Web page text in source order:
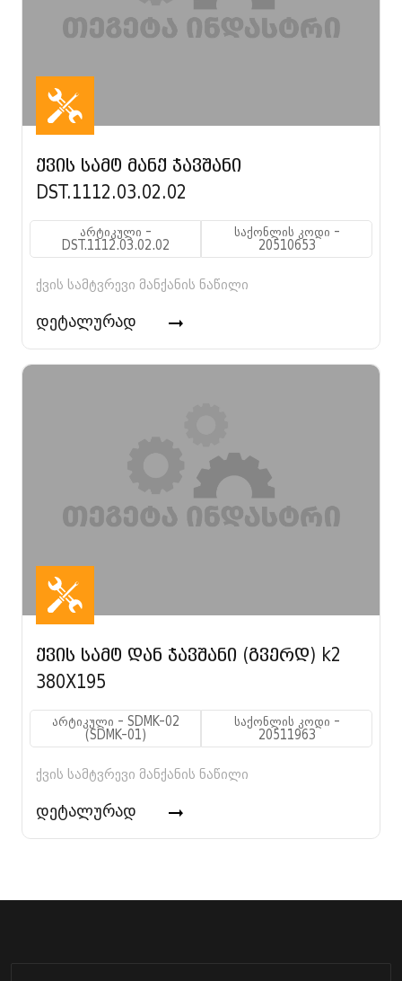
ქვის სამტ მანქ ჯავშანი
DST.1112.03.02.02
არტიკული -
DST.1112.03.02.02
საქონლის კოდი -
20510653
ქვის სამტვრევი მანქანის ნაწილი
დეტალურად
ქვის სამტ დან ჯავშანი (გვერდ) k2
380X195
არტიკული - SDMK-02
(SDMK-01)
საქონლის კოდი -
20511963
ქვის სამტვრევი მანქანის ნაწილი
დეტალურად